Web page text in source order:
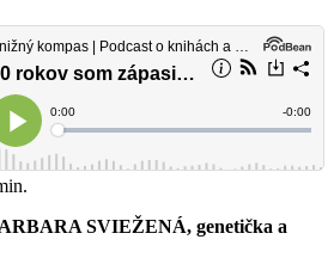
SVIEŽENÁ, genetička a